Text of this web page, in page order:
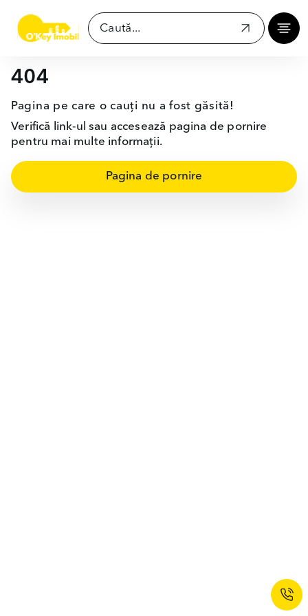
404
Pagina pe care o cauți nu a fost găsită!
Verifică link-ul sau accesează pagina de pornire
pentru mai multe informații.
Pagina de pornire